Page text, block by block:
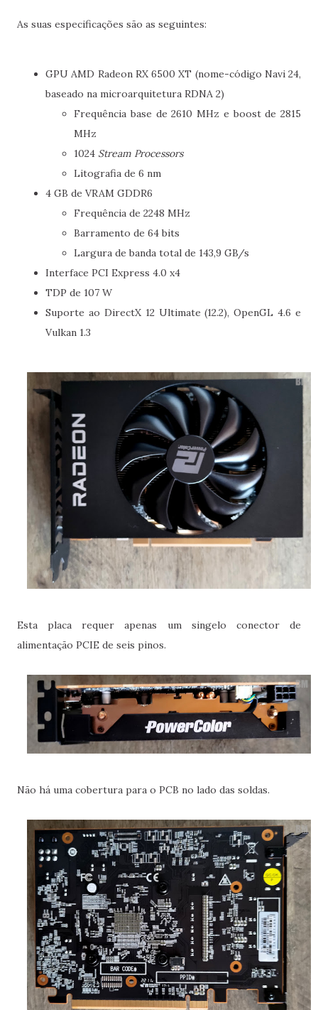
As suas especificações são as seguintes:
GPU AMD Radeon RX 6500 XT (nome-código Navi 24,
baseado na microarquitetura RDNA 2)
Frequência base de 2610 MHz e boost de 2815
MHz
1024 Stream Processors
Litografia de 6 nm
4 GB de VRAM GDDR6
Frequência de 2248 MHz
Barramento de 64 bits
Largura de banda total de 143,9 GB/s
Interface PCI Express 4.0 x4
TDP de 107 W
Suporte ao DirectX 12 Ultimate (12.2), OpenGL 4.6 e
Vulkan 1.3
Esta placa requer apenas um singelo conector de
alimentação PCIE de seis pinos.
Não há uma cobertura para o PCB no lado das soldas.